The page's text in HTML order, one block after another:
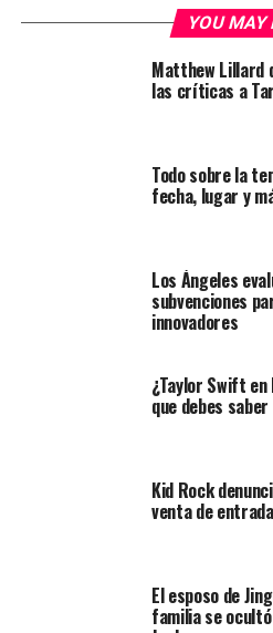
YOU MAY
Matthew Lillard
las críticas a
Todo sobre la
fecha, lugar y
Los Ángeles
subvenciones
innovadores
¿Taylor Swift en
que debes saber
Kid Rock
venta de
El esposo de
familia se